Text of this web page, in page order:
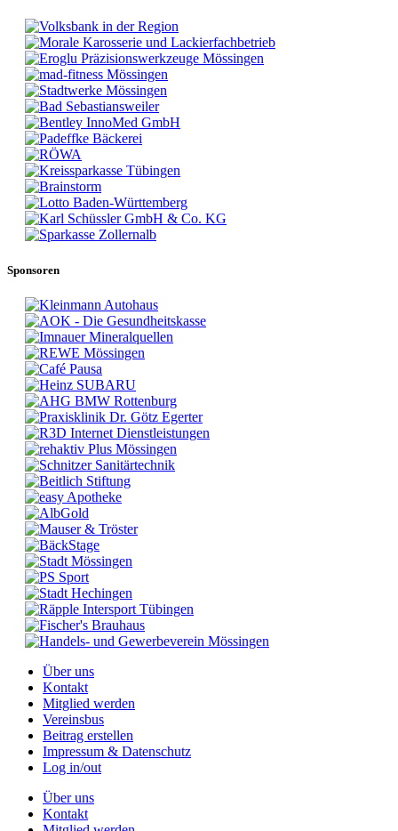
Sponsoren
Über uns
Kontakt
Mitglied werden
Vereinsbus
Beitrag erstellen
Impressum & Datenschutz
Log in/out
Über uns
Kontakt